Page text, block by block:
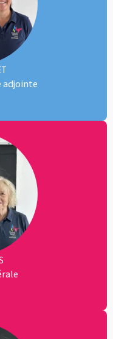
adjointe